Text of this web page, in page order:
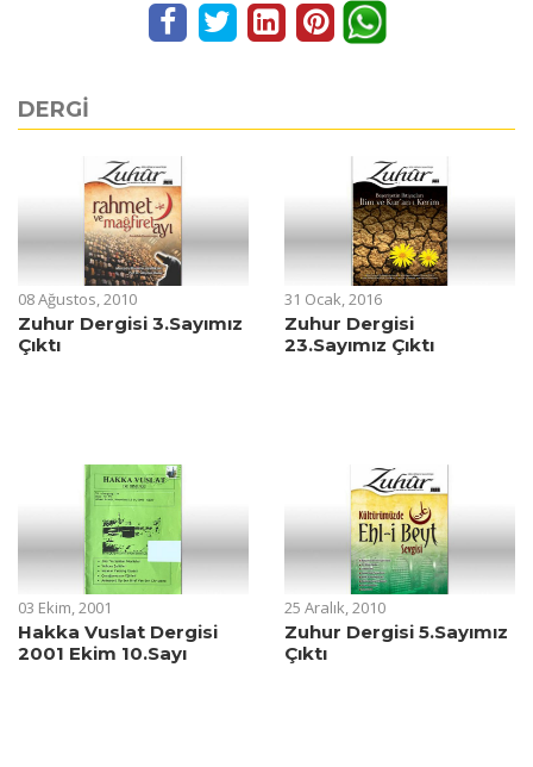
DERGİ
08 Ağustos, 2010
Zuhur Dergisi 3.Sayımız
Çıktı
31 Ocak, 2016
Zuhur Dergisi
23.Sayımız Çıktı
03 Ekim, 2001
Hakka Vuslat Dergisi
2001 Ekim 10.Sayı
25 Aralık, 2010
Zuhur Dergisi 5.Sayımız
Çıktı